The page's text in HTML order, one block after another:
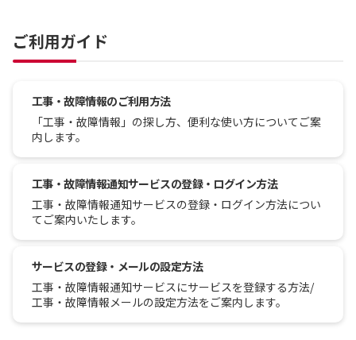
ご利用ガイド
工事・故障情報のご利用方法
「工事・故障情報」の探し方、便利な使い方についてご案
内します。
工事・故障情報通知サービスの登録・ログイン方法
工事・故障情報通知サービスの登録・ログイン方法につい
てご案内いたします。
サービスの登録・メールの設定方法
工事・故障情報通知サービスにサービスを登録する方法/
工事・故障情報メールの設定方法をご案内します。